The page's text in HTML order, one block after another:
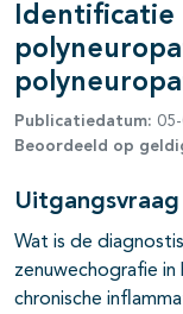
open- en
Identificatie
Publicatiedatum:
Beoordeeld op
Uitgangsvraag
Wat is de
zenuwechografie
chronische